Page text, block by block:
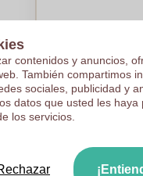
Por pieza, base
Logotipo en5
De5piezas
contenidos y anuncios,
También compartimos
sociales, publicidad y
datos que usted les
los servicios.